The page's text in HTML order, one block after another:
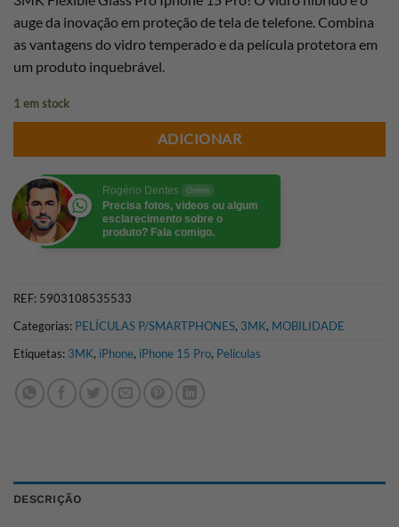
auge da inovação em proteção de tela de telefone. Combina
as vantagens do vidro temperado e da película protetora em
um produto inquebrável.
1 em stock
ADICIONAR
Rogério Dentes Online
Precisa fotos, videos ou algum
esclarecimento sobre o
produto? Fala comigo.
REF: 5903108535533
Categorias: PELÍCULAS P/SMARTPHONES, 3MK, MOBILIDADE
Etiquetas: 3MK, iPhone, iPhone 15 Pro, Películas
DESCRIÇÃO